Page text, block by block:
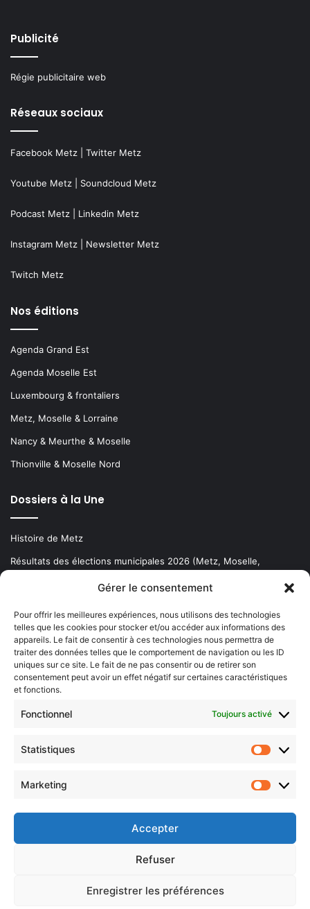
Gérer le consentement
Pour offrir les meilleures expériences, nous utilisons des technologies
telles que les cookies pour stocker et/ou accéder aux informations des
appareils. Le fait de consentir à ces technologies nous permettra de
traiter des données telles que le comportement de navigation ou les ID
uniques sur ce site. Le fait de ne pas consentir ou de retirer son
consentement peut avoir un effet négatif sur certaines caractéristiques
et fonctions.
Fonctionnel Toujours activé
Statistiques
Marketing
Accepter
Refuser
Enregistrer les préférences
Publicité
Régie publicitaire web
Réseaux sociaux
Facebook Metz Twitter Metz
Youtube Metz Soundcloud Metz
Podcast Metz Linkedin Metz
Instagram Metz Newsletter Metz
Twitch Metz
Nos éditions
Agenda Grand Est
Agenda Moselle Est
Luxembourg & frontaliers
Metz, Moselle & Lorraine
Nancy & Meurthe & Moselle
Thionville & Moselle Nord
Dossiers à la Une
Histoire de Metz
Résultats des élections municipales 2026 (Metz, Moselle,
Newsletter gratuite
Choisissez : matin, soir ou hebdo ?
votre